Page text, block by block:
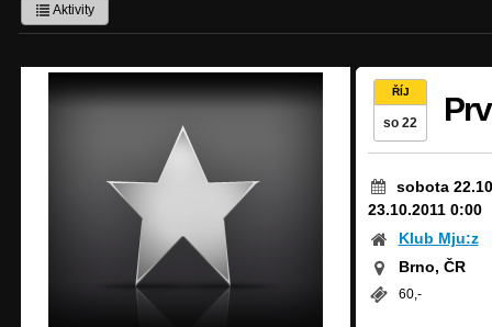
Aktivity
ŘÍJ
so 22
sobota
23.10.2011 0:00
Klub Mju:z
Brno, ČR
60,-